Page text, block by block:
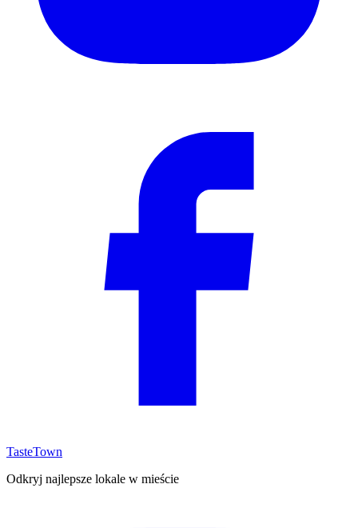
TasteTown
Odkryj najlepsze lokale w mieście